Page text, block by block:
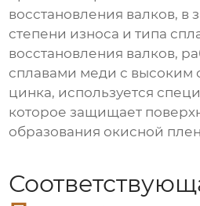
восстановления валков, в
степени износа и типа
восстановления валков,
сплавами меди с высоким
цинка, используется
которое защищает
образования окисной